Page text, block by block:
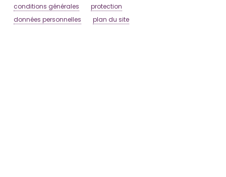
conditions générales
protection
données personnelles
plan du site